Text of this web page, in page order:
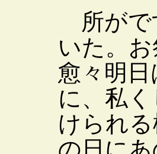
所がで
いた。
愈々明
に、私
けられ
の日に